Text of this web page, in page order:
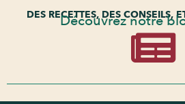
DES RECETTES, DES CONSEILS,
Découvrez notre